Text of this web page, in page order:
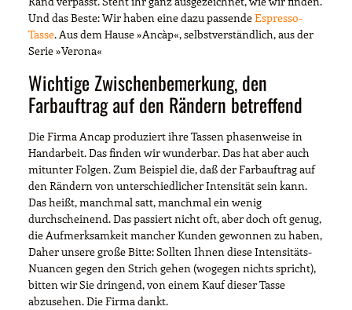
Und das Beste: Wir haben eine dazu passendeEspresso-
Tasse. Aus dem Hause »Ancàp«, selbstverständlich, aus der
Serie »Verona«
Wichtige Zwischenbemerkung, den
Farbauftrag auf den Rändern betreffend
Die Firma Ancap produziert ihre Tassen phasenweise in
Handarbeit. Das finden wir wunderbar. Das hat aber auch
mitunter Folgen. Zum Beispiel die, daß der Farbauftrag auf
den Rändern von unterschiedlicher Intensität sein kann.
Das heißt, manchmal satt, manchmal ein wenig
durchscheinend. Das passiert nicht oft, aber doch oft genug,
die Aufmerksamkeit mancher Kunden gewonnen zu haben,
Daher unsere große Bitte: Sollten Ihnen diese Intensitäts-
Nuancen gegen den Strich gehen (wogegen nichts spricht),
bitten wir Sie dringend, von einem Kauf dieser Tasse
abzusehen. Die Firma dankt.